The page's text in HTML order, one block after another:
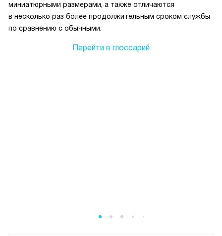
миниатюрными размерами, а также отличаются
в несколько раз более продолжительным сроком службы
по сравнению с обычными.
Перейти в глоссарий